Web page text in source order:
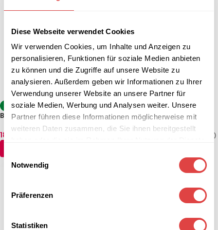
Diese Webseite verwendet Cookies
Wir verwenden Cookies, um Inhalte und Anzeigen zu
personalisieren, Funktionen für soziale Medien anbieten
zu können und die Zugriffe auf unsere Website zu
analysieren. Außerdem geben wir Informationen zu Ihrer
Verwendung unserer Website an unsere Partner für
soziale Medien, Werbung und Analysen weiter. Unsere
Partner führen diese Informationen möglicherweise mit
weiteren Daten zusammen, die Sie ihnen bereitgestellt
Einwilligungsauswahl
Notwendig
Präferenzen
Statistiken
-19%
Banketttisch EC-HK (2
Größen)
182,01
-24%
Banketttisch HK–800 (2
Größen)
226,04€ (inkl. MwSt.)